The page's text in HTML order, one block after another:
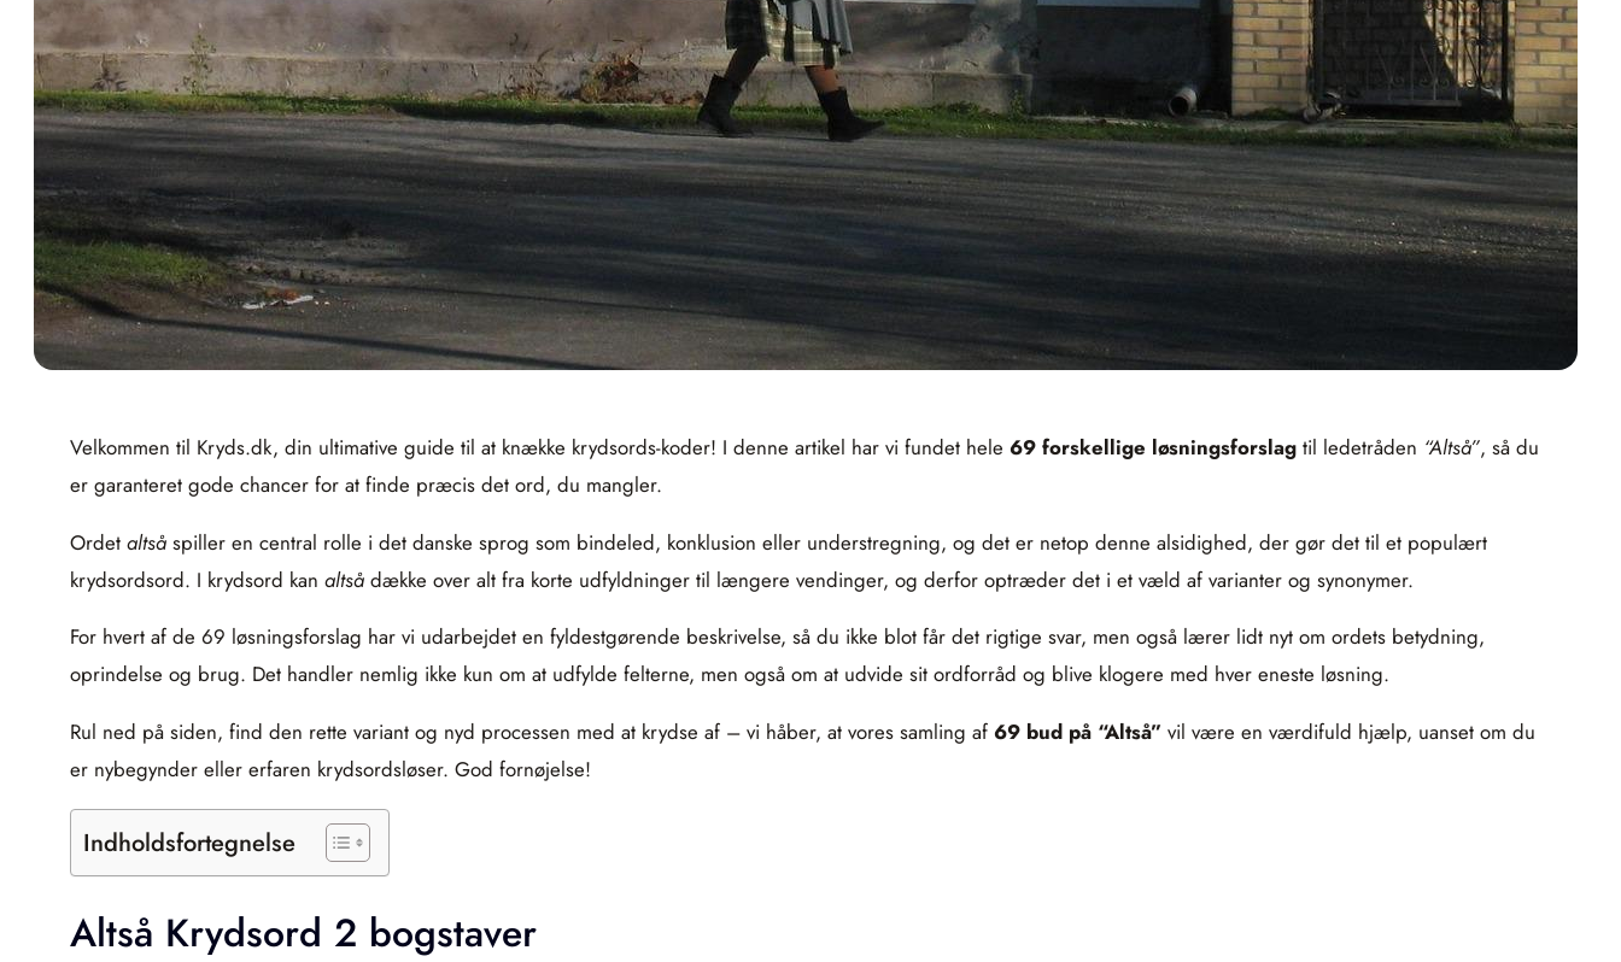
Velkommen til Kryds.dk, din ultimative guide til at knække krydsords-koder! I denne artikel har vi fundet hele 69 forskellige løsningsforslagtil ledetråden “Altså”, så du
er garanteret gode chancer for at finde præcis det ord, du mangler.
Ordet altsåspiller en central rolle i det danske sprog som bindeled, konklusion eller understregning, og det er netop denne alsidighed, der gør det til et populært
krydsordsord. I krydsord kan altsådække over alt fra korte udfyldninger til længere vendinger, og derfor optræder det i et væld af varianter og synonymer.
For hvert af de 69 løsningsforslag har vi udarbejdet en fyldestgørende beskrivelse, så du ikke blot får det rigtige svar, men også lærer lidt nyt om ordets betydning,
oprindelse og brug. Det handler nemlig ikke kun om at udfylde felterne, men også om at udvide sit ordforråd og blive klogere med hver eneste løsning.
Rul ned på siden, find den rette variant og nyd processen med at krydse af – vi håber, at vores samling af 69 bud på “Altså” vil være en værdifuld hjælp, uanset om du
er nybegynder eller erfaren krydsordsløser. God fornøjelse!
Indholdsfortegnelse
Altså Krydsord 2 bogstaver